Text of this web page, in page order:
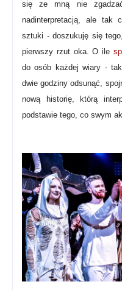
się ze mną nie
nadinterpretacją, ale tak
sztuki - doszukuję się
pierwszy rzut oka.O ile
do osób każdej wiary -
dwie godziny odsunąć,
nową historię, którą
podstawie tego, co swym